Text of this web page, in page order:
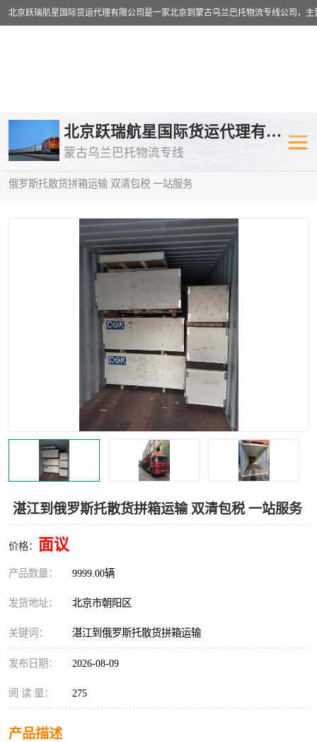
北京跃瑞航星国际货运代理有限公司
蒙古乌兰巴托物流专线
俄罗斯托散货拼箱运输 双清包税 一站服务
湛江到俄罗斯托散货拼箱运输 双清包税 一站服务
价格： 面议
产品数量： 9999.00辆
发货地址： 北京市朝阳区
关键词： 湛江到俄罗斯托散货拼箱运输
发布日期： 2026-08-09
阅 读 量： 275
产品描述
乌兰巴托物流专线 乌兰巴托铁
乌兰巴托公路运输
中欧班列
蒙古乌兰巴托双清包税
蒙古乌兰巴托空运专线
蒙古乌兰巴托汽运专线